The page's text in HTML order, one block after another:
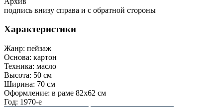
подпись внизу справа и с обратной стороны
Характеристики
Жанр: пейзаж
Основа: картон
Техника: масло
Высота: 50 см
Ширина: 70 см
Оформление: в раме 82х62 см
Год: 1970-е